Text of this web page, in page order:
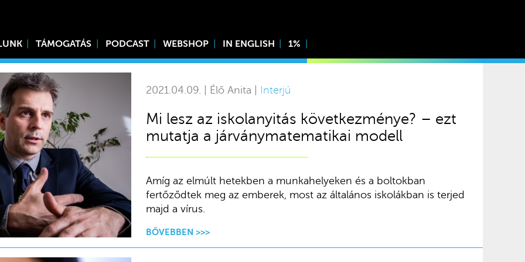
TÁMOGATÁS PODCAST WEBSHOP IN ENGLISH 1%
2021.04.09. | Élő Anita | Interjú
Mi lesz az iskolanyitás következménye? – ezt
mutatja a járványmatematikai modell
Amíg az elmúlt hetekben a munkahelyeken és a boltokban
fertőződtek meg az emberek, most az általános iskolákban is terjed
majd a vírus.
BŐVEBBEN >>>